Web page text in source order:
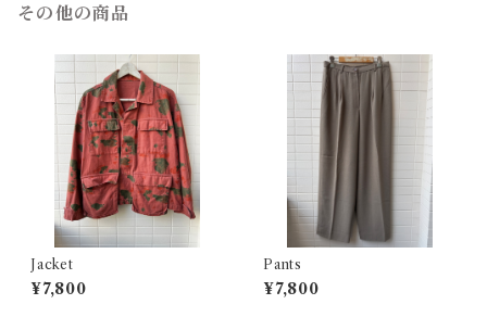
その他の商品
Jacket
¥7,800
Pants
¥7,800